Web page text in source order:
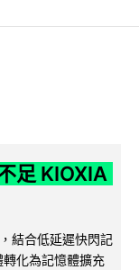
足 KIOXIA
結合低延遲快閃記
轉化為記憶體擴充